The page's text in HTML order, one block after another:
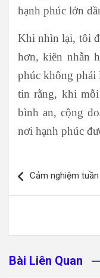
hạnh phúc lớn
Khi nhìn lại, tôi
hơn, kiên nhẫn
phúc không phải
tin rằng, khi
bình an, cộng
nơi hạnh phúc
hướng
Cảm nghiệm
Bài Liên Quan